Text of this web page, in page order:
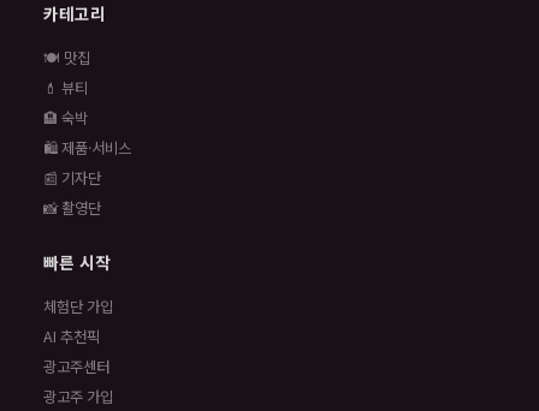
카테고리
🍽️ 맛집
💄 뷰티
🏨 숙박
🛍️ 제품·서비스
📰 기자단
📸 촬영단
빠른 시작
체험단 가입
AI 추천픽
광고주센터
광고주 가입